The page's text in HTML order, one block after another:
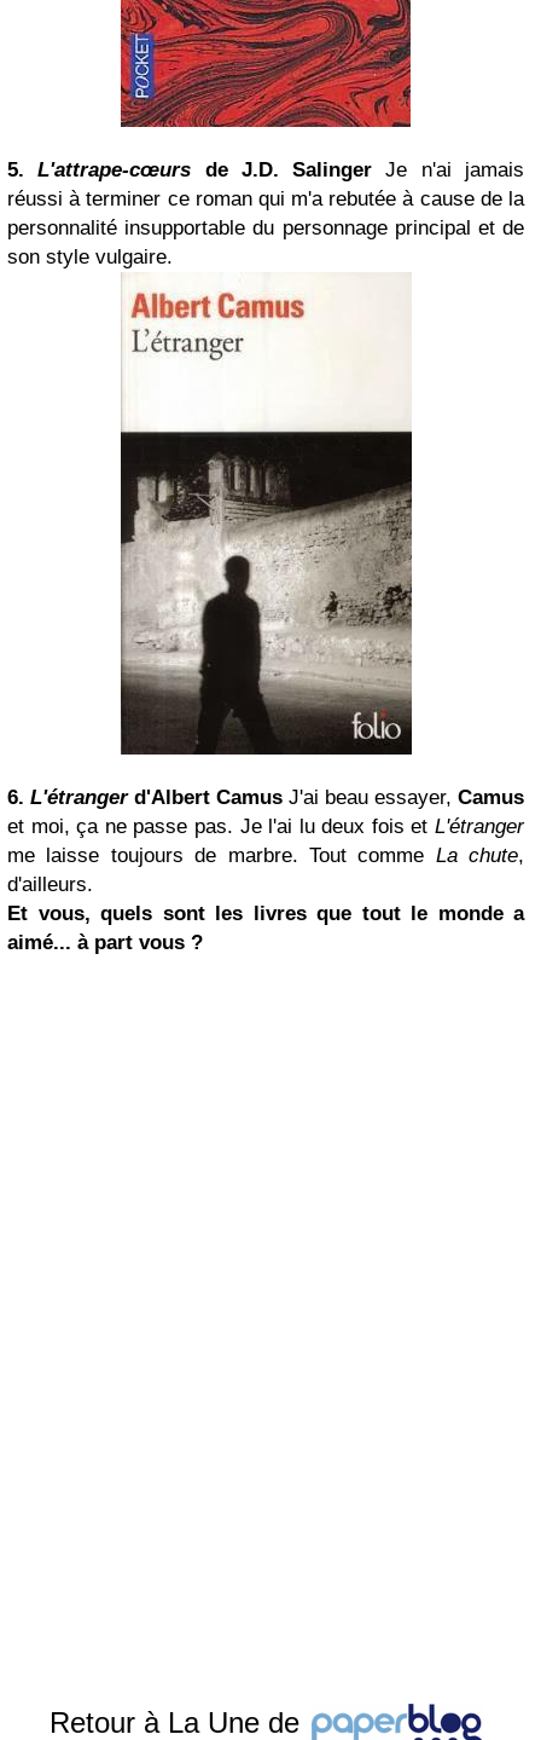
5.L'attrape-cœurs de J.D. Salinger Je n'ai jamais
réussi à terminer ce roman qui m'a rebutée à cause de la
personnalité insupportable du personnage principal et de
son style vulgaire.
6. L'étrangerd'Albert Camus J'ai beau essayer, Camus
et moi, ça ne passe pas. Je l'ai lu deux fois et L'étranger
me laisse toujours de marbre. Tout comme La chute,
d'ailleurs.
Et vous, quels sont les livres que tout le monde a
aimé... à part vous ?
Retour à La Une de